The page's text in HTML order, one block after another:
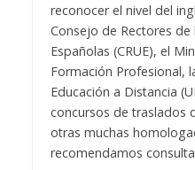
reconocer el nivel del
Consejo de Rectores de
Españolas (CRUE), el
Formación Profesional,
Educación a Distancia
concursos de traslados
otras muchas
recomendamos